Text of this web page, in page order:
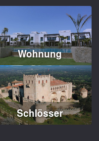
Wohnung
Schlösser